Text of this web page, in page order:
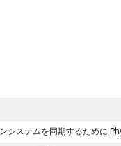
システムを同期するために